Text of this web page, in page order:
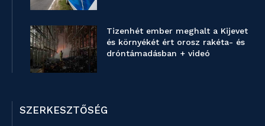
Tizenhét ember meghalt a Kijevet
és környékét ért orosz rakéta- és
dróntámadásban + videó
SZERKESZTŐSÉG